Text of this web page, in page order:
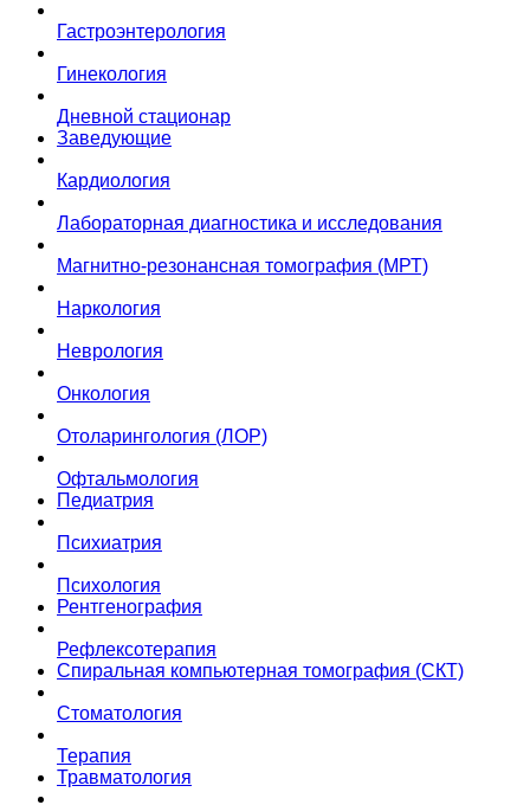
Гастроэнтерология
Гинекология
Дневной стационар
Заведующие
Кардиология
Лабораторная диагностика и исследования
Магнитно-резонансная томография (МРТ)
Наркология
Неврология
Онкология
Отоларингология (ЛОР)
Офтальмология
Педиатрия
Психиатрия
Психология
Рентгенография
Рефлексотерапия
Спиральная компьютерная томография (СКТ)
Стоматология
Терапия
Травматология